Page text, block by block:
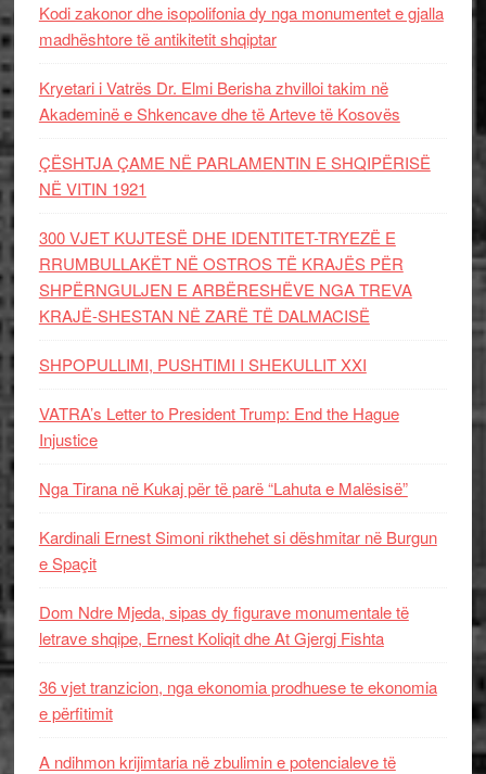
Kodi zakonor dhe isopolifonia dy nga monumentet e gjalla
madhështore të antikitetit shqiptar
Kryetari i Vatrës Dr. Elmi Berisha zhvilloi takim në
Akademinë e Shkencave dhe të Arteve të Kosovës
ÇËSHTJA ÇAME NË PARLAMENTIN E SHQIPËRISË
NË VITIN 1921
300 VJET KUJTESË DHE IDENTITET-TRYEZË E
RRUMBULLAKËT NË OSTROS TË KRAJËS PËR
SHPËRNGULJEN E ARBËRESHËVE NGA TREVA
KRAJË-SHESTAN NË ZARË TË DALMACISË
SHPOPULLIMI, PUSHTIMI I SHEKULLIT XXI
VATRA’s Letter to President Trump: End the Hague
Injustice
Nga Tirana në Kukaj për të parë “Lahuta e Malësisë”
Kardinali Ernest Simoni rikthehet si dëshmitar në Burgun
e Spaçit
Dom Ndre Mjeda, sipas dy figurave monumentale të
letrave shqipe, Ernest Koliqit dhe At Gjergj Fishta
36 vjet tranzicion, nga ekonomia prodhuese te ekonomia
e përfitimit
A ndihmon krijimtaria në zbulimin e potencialeve të